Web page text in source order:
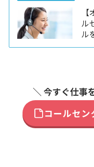
ル
ル
＼ 今すぐ仕事
コールセン